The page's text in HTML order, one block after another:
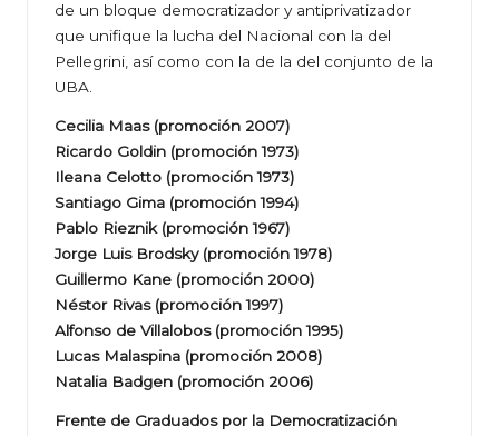
de un bloque democratizador y antiprivatizador
que unifique la lucha del Nacional con la del
Pellegrini, así como con la de la del conjunto de la
UBA.
Cecilia Maas (promoción 2007)
Ricardo Goldin (promoción 1973)
Ileana Celotto (promoción 1973)
Santiago Gima (promoción 1994)
Pablo Rieznik (promoción 1967)
Jorge Luis Brodsky (promoción 1978)
Guillermo Kane (promoción 2000)
Néstor Rivas (promoción 1997)
Alfonso de Villalobos (promoción 1995)
Lucas Malaspina (promoción 2008)
Natalia Badgen (promoción 2006)
Frente de Graduados por la Democratización